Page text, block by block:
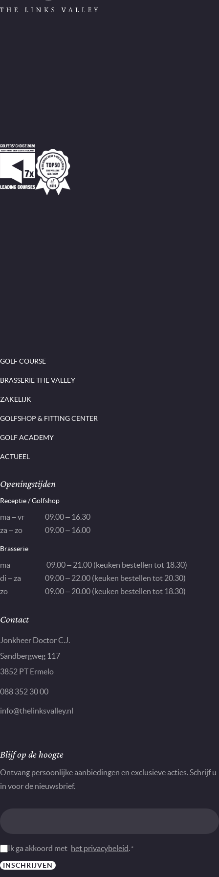
GOLF COURSE
BRASSERIE THE VALLEY
ZAKELIJK
GOLFSHOP & FITTING CENTER
GOLF ACADEMY
ACTUEEL
Openingstijden
Receptie / Golfshop
ma – vr
09.00 – 16.30
za – zo
09.00 – 16.00
Brasserie
ma
09.00 – 21.00 (keuken bestellen tot 18.30)
di – za
09.00 – 22.00 (keuken bestellen tot 20.30)
zo
09.00 – 20.00 (keuken bestellen tot 18.30)
Contact
Jonkheer Doctor C.J.
Sandbergweg 117
3852 PT Ermelo
088 352 30 00
info@thelinksvalley.nl
Nieuwsbrief
Blijf op de hoogte
Ontvang persoonlijke aanbiedingen en exclusieve acties. Schrijf u
in voor de nieuwsbrief.
Instemming
*
Ik ga akkoord met het privacybeleid. *
INSCHRIJVEN